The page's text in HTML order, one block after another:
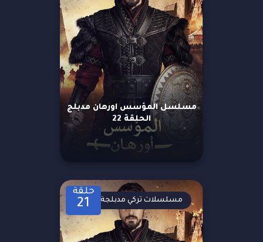
مسلسل المؤسس اورهان مدبلج
الحلقة 22
حلقة
21 مسلسلات تركي مدبلجة